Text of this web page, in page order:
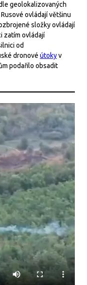
geolokalizovaných
ovládají většinu
složky ovládají
zatím ovládají
od
dronové útokyv
podařilo obsadit